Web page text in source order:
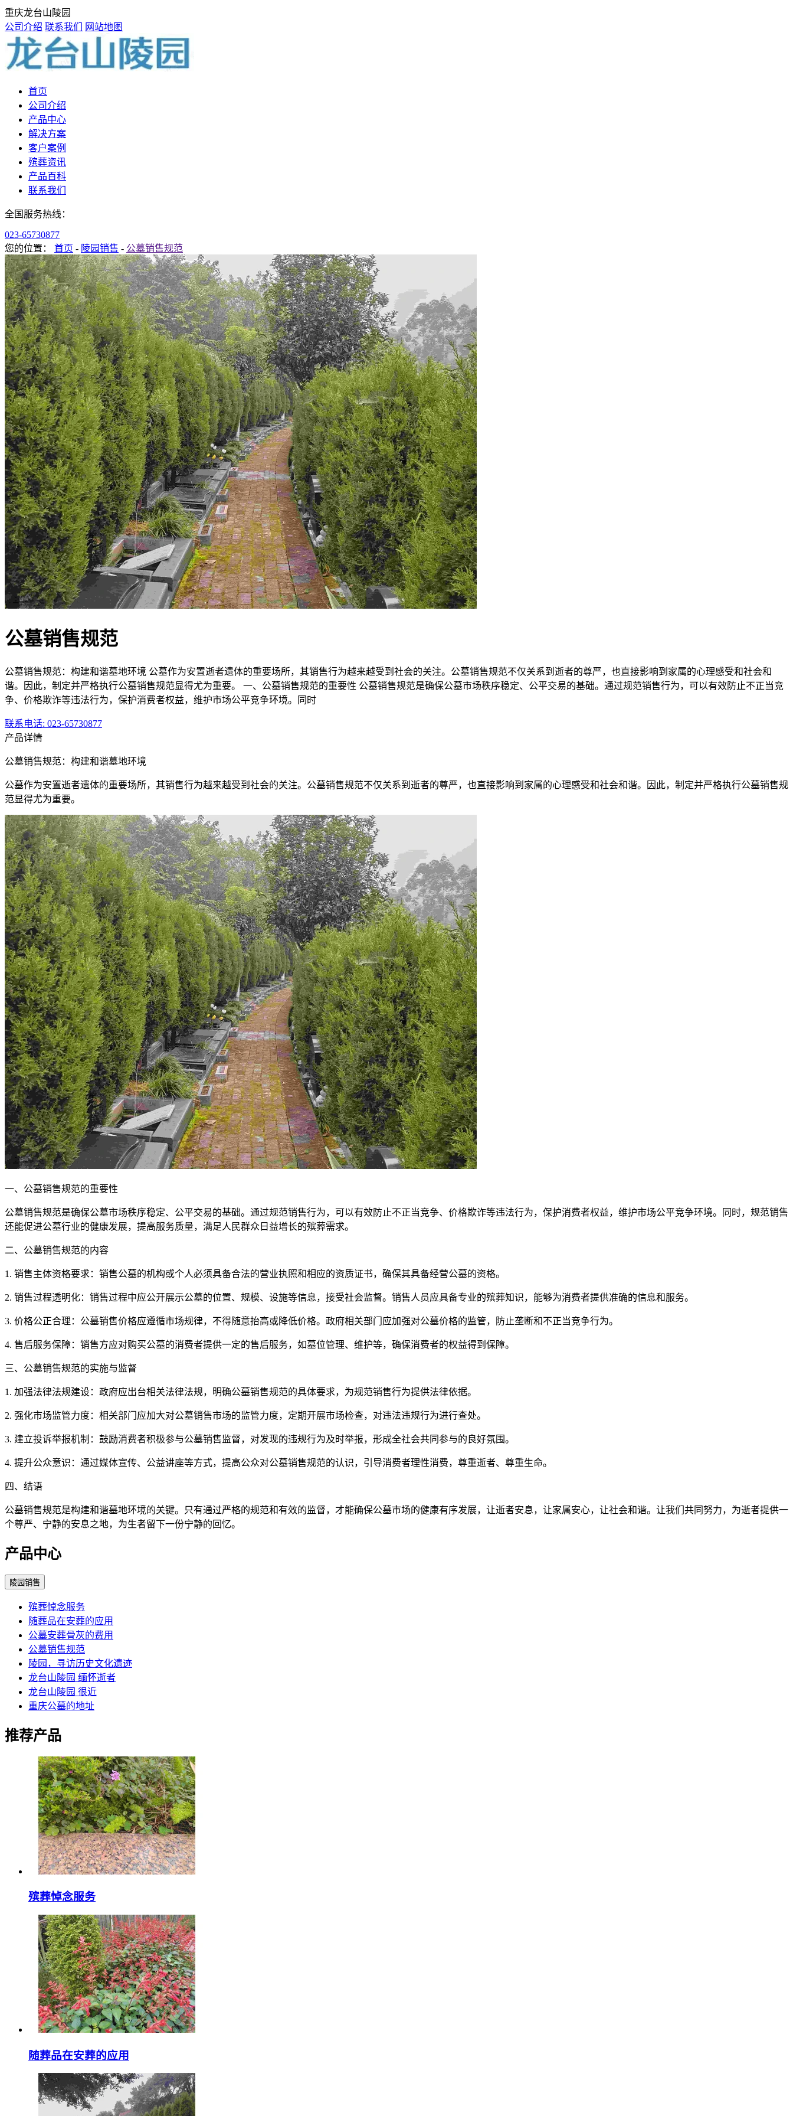
重庆龙台山陵园
公司介绍 联系我们 网站地图
首页
公司介绍
产品中心
解决方案
客户案例
殡葬资讯
产品百科
联系我们
全国服务热线：
023-65730877
您的位置：
首页 - 陵园销售 - 公墓销售规范
公墓销售规范
公墓销售规范：构建和谐墓地环境 公墓作为安置逝者遗体的重要场所，其销售行为越来越受到社会的关注。公墓销售规范不仅关系到逝者的尊严，也直接影响到家属的心理感受和社会和
谐。因此，制定并严格执行公墓销售规范显得尤为重要。 一、公墓销售规范的重要性 公墓销售规范是确保公墓市场秩序稳定、公平交易的基础。通过规范销售行为，可以有效防止不正当竞
争、价格欺诈等违法行为，保护消费者权益，维护市场公平竞争环境。同时
联系电话: 023-65730877
产品详情
公墓销售规范：构建和谐墓地环境
公墓作为安置逝者遗体的重要场所，其销售行为越来越受到社会的关注。公墓销售规范不仅关系到逝者的尊严，也直接影响到家属的心理感受和社会和谐。因此，制定并严格执行公墓销售规
范显得尤为重要。
一、公墓销售规范的重要性
公墓销售规范是确保公墓市场秩序稳定、公平交易的基础。通过规范销售行为，可以有效防止不正当竞争、价格欺诈等违法行为，保护消费者权益，维护市场公平竞争环境。同时，规范销售
还能促进公墓行业的健康发展，提高服务质量，满足人民群众日益增长的殡葬需求。
二、公墓销售规范的内容
1. 销售主体资格要求：销售公墓的机构或个人必须具备合法的营业执照和相应的资质证书，确保其具备经营公墓的资格。
2. 销售过程透明化：销售过程中应公开展示公墓的位置、规模、设施等信息，接受社会监督。销售人员应具备专业的殡葬知识，能够为消费者提供准确的信息和服务。
3. 价格公正合理：公墓销售价格应遵循市场规律，不得随意抬高或降低价格。政府相关部门应加强对公墓价格的监管，防止垄断和不正当竞争行为。
4. 售后服务保障：销售方应对购买公墓的消费者提供一定的售后服务，如墓位管理、维护等，确保消费者的权益得到保障。
三、公墓销售规范的实施与监督
1. 加强法律法规建设：政府应出台相关法律法规，明确公墓销售规范的具体要求，为规范销售行为提供法律依据。
2. 强化市场监管力度：相关部门应加大对公墓销售市场的监管力度，定期开展市场检查，对违法违规行为进行查处。
3. 建立投诉举报机制：鼓励消费者积极参与公墓销售监督，对发现的违规行为及时举报，形成全社会共同参与的良好氛围。
4. 提升公众意识：通过媒体宣传、公益讲座等方式，提高公众对公墓销售规范的认识，引导消费者理性消费，尊重逝者、尊重生命。
四、结语
公墓销售规范是构建和谐墓地环境的关键。只有通过严格的规范和有效的监督，才能确保公墓市场的健康有序发展，让逝者安息，让家属安心，让社会和谐。让我们共同努力，为逝者提供一
个尊严、宁静的安息之地，为生者留下一份宁静的回忆。
产品中心
陵园销售
殡葬悼念服务
随葬品在安葬的应用
公墓安葬骨灰的费用
公墓销售规范
陵园，寻访历史文化遗迹
龙台山陵园 缅怀逝者
龙台山陵园 很近
重庆公墓的地址
推荐产品
殡葬悼念服务
随葬品在安葬的应用